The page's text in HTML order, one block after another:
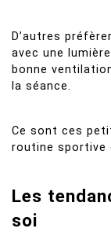
D’autres
avec une
bonne
la séance.
Ce sont ces
routine sportive
Les
soi